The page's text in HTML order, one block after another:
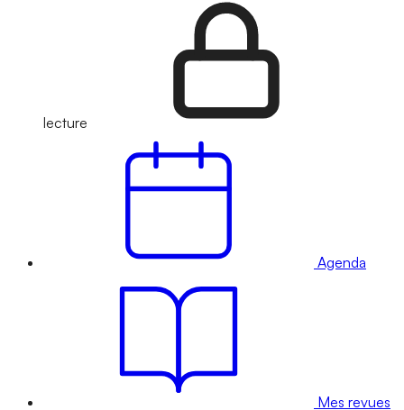
lecture
Agenda
Mes revues